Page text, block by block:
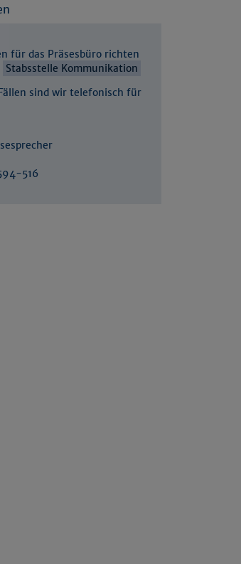
für das Präsesbüro richten
Stabsstelle Kommunikation
sind wir telefonisch für
516